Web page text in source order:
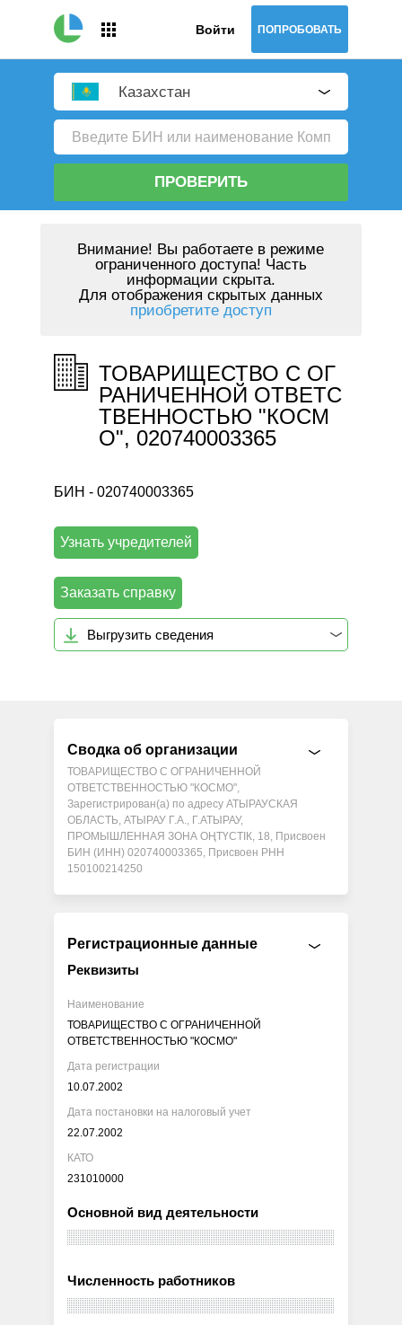
Войти ПОПРОБОВАТЬ
Казахстан
ПРОВЕРИТЬ
Внимание! Вы работаете в режиме
ограниченного доступа! Часть
информации скрыта.
Для отображения скрытых данных
приобретите доступ
ТОВАРИЩЕСТВО С ОГ
РАНИЧЕННОЙ ОТВЕТС
ТВЕННОСТЬЮ "КОСМ
О", 020740003365
БИН - 020740003365
Узнать учредителей
Заказать справку
Выгрузить сведения
Сводка об организации
ТОВАРИЩЕСТВО С ОГРАНИЧЕННОЙ
ОТВЕТСТВЕННОСТЬЮ "КОСМО",
Зарегистрирован(а) по адресу АТЫРАУСКАЯ
ОБЛАСТЬ, АТЫРАУ Г.А., Г.АТЫРАУ,
ПРОМЫШЛЕННАЯ ЗОНА ОҢТҮСТІК, 18, Присвоен
БИН (ИНН) 020740003365, Присвоен РНН
150100214250
Регистрационные данные
Реквизиты
Наименование
ТОВАРИЩЕСТВО С ОГРАНИЧЕННОЙ
ОТВЕТСТВЕННОСТЬЮ "КОСМО"
Дата регистрации
10.07.2002
Дата постановки на налоговый учет
22.07.2002
КАТО
231010000
Основной вид деятельности
Численность работников